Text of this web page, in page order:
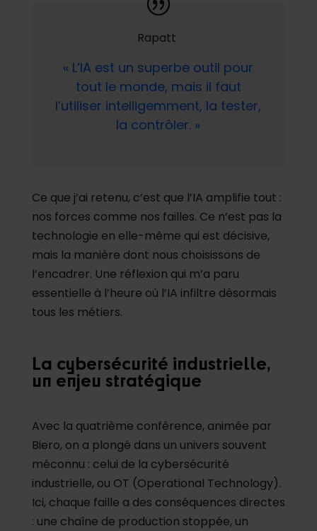
Rapatt
« L’IA est un superbe outil pour
tout le monde, mais il faut
l’utiliser intelligemment, la tester,
la contrôler. »
Ce que j’ai retenu, c’est que l’IA amplifie tout :
nos forces comme nos failles. Ce n’est pas la
technologie en elle-même qui est décisive,
mais la manière dont nous choisissons de
l’encadrer. Une réflexion qui m’a paru
essentielle à l’heure où l’IA infiltre désormais
tous les métiers.
La cybersécurité industrielle,
un enjeu stratégique
Avec la quatrième conférence, animée par
Biero, on a plongé dans un univers souvent
méconnu : celui de la cybersécurité
industrielle, ou OT (Operational Technology).
Ici, chaque faille a des conséquences directes
: une chaîne de production stoppée, un